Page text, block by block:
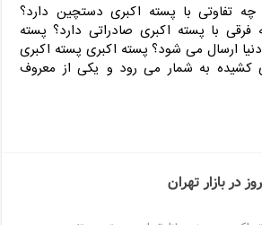
تفاوتی با پسته اکبری دستچین دارد؟
با پسته اکبری صادراتی دارد؟ پسته
ارسال می شود؟ پسته اکبری پسته اکبری
کشیده به شمار می رود و یکی از معروف
در بازار تهران